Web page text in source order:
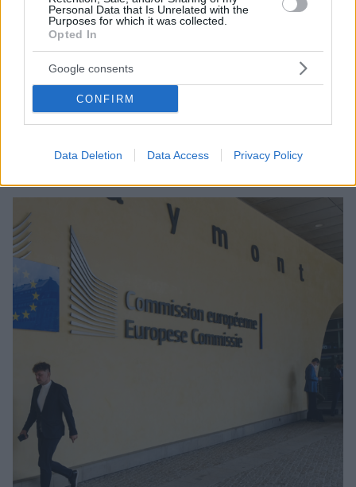
Personal Data that Is Unrelated with the
Purposes for which it was collected.
Opted In
Google consents
CONFIRM
Data Deletion Data Access Privacy Policy
Με μαθηματικό τύπο η αυτόματη αναπροσαρμογή του
επιστημονικής επιτροπής
«Η ενσωμάτωση της οδηγίας για επαρκείς
κατώτατους μισθούς αποτελεί ένα πρόσθετο
σημαντικό βήμα προς την κατεύθυνση της περαιτέρω
όλους τους πολίτες» δήλωσε η υπουργός Εργασίας
08.10.2024, 09:21 6